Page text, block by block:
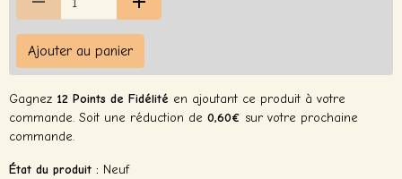
Ajouter au panier
Gagnez 12 Points de Fidélité en ajoutant ce produit à votre
commande. Soit une réduction de 0,60€ sur votre prochaine
commande.
État du produit : Neuf